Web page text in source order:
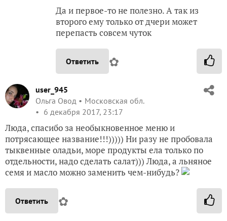
Да и первое-то не полезно. А так из
второго ему только от дчери может
перепасть совсем чуток
Ответить ✿
user_945
Ольга Овод
Московская обл.
6 декабря 2017, 23:17
Люда, спасибо за необыкновенное меню и
потрясающее название!!!))))) Ни разу не пробовала
тыквенные оладьи, море продукты ела только по
отдельности, надо сделать салат))) Люда, а льняное
семя и масло можно заменить чем-нибудь?
Ответить ✿